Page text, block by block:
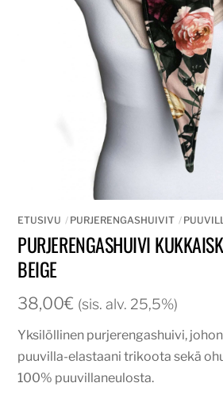
ETUSIVU PURJERENGASHUIVIT
PURJERENGASHUIVI
BEIGE
38,00€ (sis. alv. 25,5%)
Yksilöllinen purjerengashuivi,
puuvilla-elastaani trikoota sekä
100% puuvillaneulosta.